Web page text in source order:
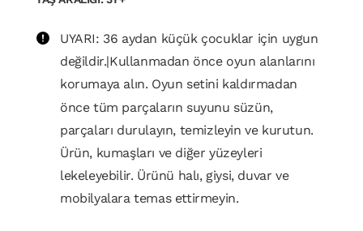
UYARI: 36 aydan küçük çocuklar için uygun
değildir.|Kullanmadan önce oyun alanlarını
korumaya alın. Oyun setini kaldırmadan
önce tüm parçaların suyunu süzün,
parçaları durulayın, temizleyin ve kurutun.
Ürün, kumaşları ve diğer yüzeyleri
lekeleyebilir. Ürünü halı, giysi, duvar ve
mobilyalara temas ettirmeyin.